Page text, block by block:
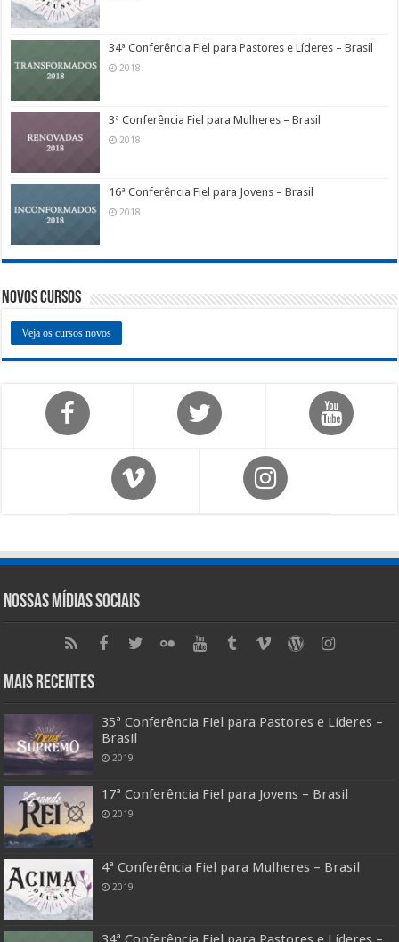
34ª Conferência Fiel para Pastores e Líderes – Brasil
2018
3ª Conferência Fiel para Mulheres – Brasil
2018
16ª Conferência Fiel para Jovens – Brasil
2018
Novos Cursos
Veja os cursos novos
Nossas Mídias Sociais
Mais Recentes
35ª Conferência Fiel para Pastores e Líderes –
Brasil
2019
17ª Conferência Fiel para Jovens – Brasil
2019
4ª Conferência Fiel para Mulheres – Brasil
2019